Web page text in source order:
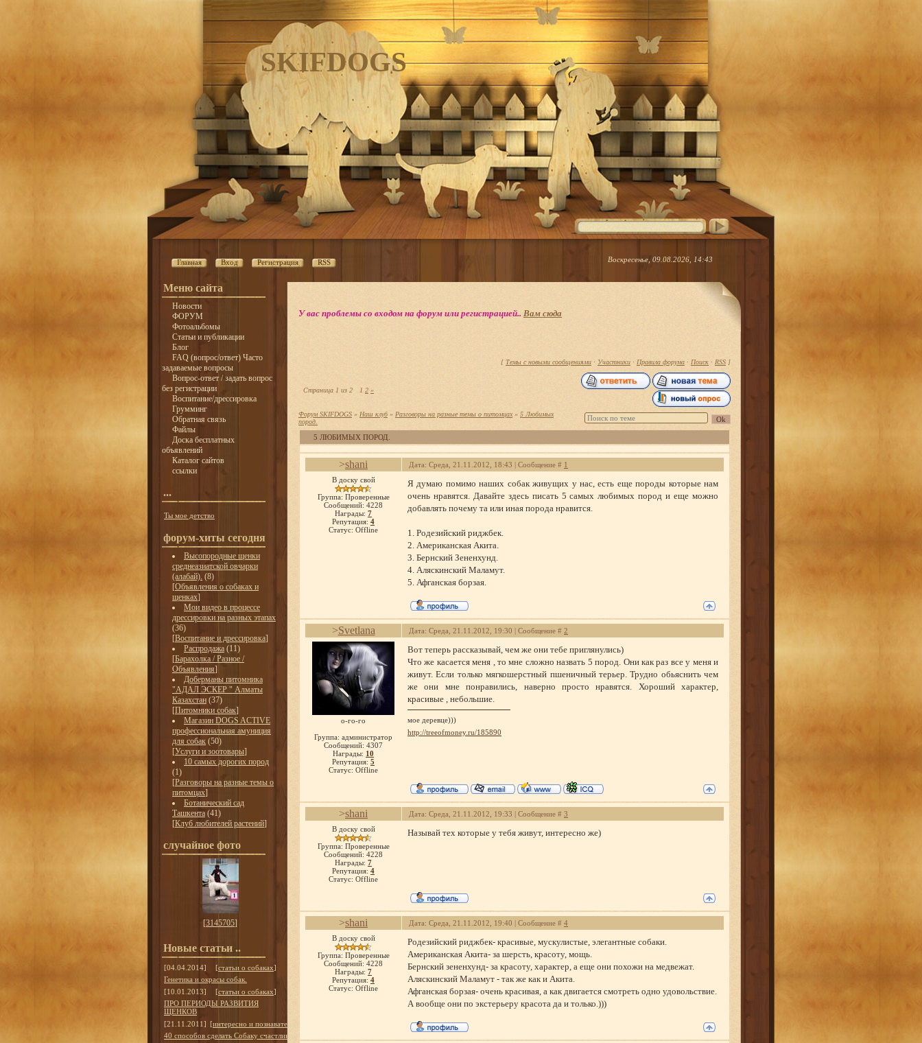
SKIFDOGS
Главная Вход Регистрация RSS Воскресенье, 09.08.2026, 14:43
Меню сайта
Новости
ФОРУМ
Фотоальбомы
Статьи и публикации
Блог
FAQ (вопрос/ответ) Часто
задаваемые вопросы
Вопрос-ответ / задать вопрос
без регистрации
Воспитание/дрессировка
Грумминг
Обратная связь
Файлы
Доска бесплатных
объявлений
Каталог сайтов
ссылки
...
Ты мое детство
форум-хиты сегодня
Высопородные щенки
среднеазиатской овчарки
(алабай). (8)
[Объявления о собаках и
щенках]
Мои видео в процессе
дрессировки на разных этапах
(36)
[Воспитание и дрессировка]
Распродажа (11)
[Барахолка / Разное /
Объявления]
Доберманы питомника
"АДАЛ ЭСКЕР " Алматы
Казахстан (37)
[Питомники собак]
Магазин DOGS ACTIVE
профессиональная амуниция
для собак (50)
[Услуги и зоотовары]
10 самых дорогих пород
(1)
[Разговоры на разные темы о
питомцах]
Ботанический сад
Ташкента (41)
[Клуб любителей растений]
случайное фото
[3145705]
Новые статьи ..
[04.04.2014] [статьи о собаках]
Генетика и окрасы собак.
[10.01.2013]
[статьи о собаках]
ПРО ПЕРИОДЫ РАЗВИТИЯ
ЩЕНКОВ
[21.11.2011] [интересно и познавательно
40 способов сделать Собаку счастливой
У вас проблемы со входом на форум или регистрацией.. Вам сюда
[ Темы с новыми сообщениями · Участники · Правила форума · Поиск · RSS ]
Страница 1 из 2 1 2 »
Форум SKIFDOGS » Наш клуб » Разговоры на разные темы о питомцах » 5 Любимых
пород.
5 ЛЮБИМЫХ ПОРОД.
>shani Дата: Среда, 21.11.2012, 18:43 | Сообщение # 1
В доску свой
Группа: Проверенные
Сообщений: 4228
Награды: 7
Репутация: 4
Статус: Offline
Я думаю помимо наших собак живущих у нас, есть еще породы которые нам
очень нравятся. Давайте здесь писать 5 самых любимых пород и еще можно
добавлять почему та или иная порода нравится.
1. Родезийский риджбек.
2. Американская Акита.
3. Бернский Зененхунд.
4. Аляскинский Маламут.
5. Афганская борзая.
>Svetlana Дата: Среда, 21.11.2012, 19:30 | Сообщение # 2
о-го-го
Группа: администратор
Сообщений: 4307
Награды: 10
Репутация: 5
Статус: Offline
Вот теперь рассказывай, чем же они тебе приглянулись)
Что же касается меня , то мне сложно назвать 5 пород. Они как раз все у меня и
живут. Если только мягкошерстный пшеничный терьер. Трудно обьяснить чем
же они мне понравились, наверно просто нравятся. Хороший характер,
красивые , небольшие.
мое деревце)))
http://treeofmoney.ru/185890
>shani Дата: Среда, 21.11.2012, 19:33 | Сообщение # 3
В доску свой
Группа: Проверенные
Сообщений: 4228
Награды: 7
Репутация: 4
Статус: Offline
Называй тех которые у тебя живут, интересно же)
>shani Дата: Среда, 21.11.2012, 19:40 | Сообщение # 4
В доску свой
Группа: Проверенные
Сообщений: 4228
Награды: 7
Репутация: 4
Статус: Offline
Родезийский риджбек- красивые, мускулистые, элегантные собаки.
Американская Акита- за шерсть, красоту, мощь.
Бернский зененхунд- за красоту, характер, а еще они похожи на медвежат.
Аляскинский Маламут - так же как и Акита.
Афганская борзая- очень красивая, а как двигается смотреть одно удовольствие.
А вообще они по экстерьеру красота да и только.)))